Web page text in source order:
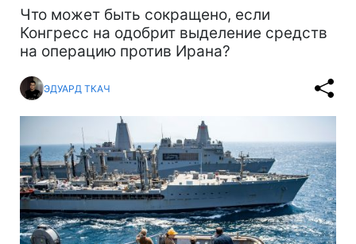
Что может быть сокращено, если
Конгресс на одобрит выделение средств
на операцию против Ирана?
ЭДУАРД ТКАЧ